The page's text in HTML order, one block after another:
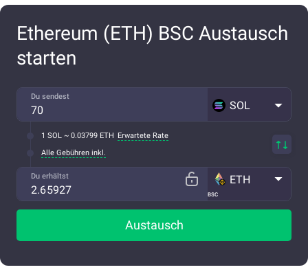
Ethereum (ETH) BSC Austausch
starten
Du sendest
SOL
1 SOL ~ 0.03799 ETH Erwartete Rate
Alle Gebühren inkl.
Du erhältst
BSC
ETH
Austausch